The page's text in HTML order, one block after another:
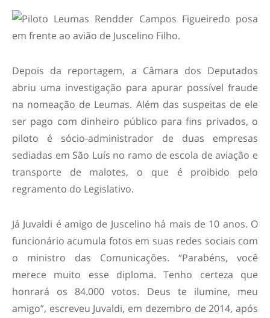
Depois da reportagem, a Câmara dos Deputados
abriu uma investigação para apurar possível fraude
na nomeação de Leumas. Além das suspeitas de ele
ser pago com dinheiro público para fins privados, o
piloto é sócio-administrador de duas empresas
sediadas em São Luís no ramo de escola de aviação e
transporte de malotes, o que é proibido pelo
regramento do Legislativo.
Já Juvaldi é amigo de Juscelino há mais de 10 anos. O
funcionário acumula fotos em suas redes sociais com
o ministro das Comunicações. “Parabéns, você
merece muito esse diploma. Tenho certeza que
honrará os 84.000 votos. Deus te ilumine, meu
amigo”, escreveu Juvaldi, em dezembro de 2014, após